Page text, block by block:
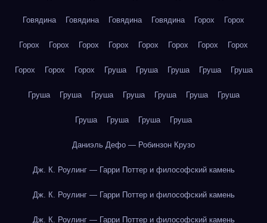
Говядина Говядина Говядина Говядина Горох Горох
Горох Горох Горох Горох Горох Горох Горох Горох
Горох Горох Горох Груша Груша Груша Груша Груша
Груша Груша Груша Груша Груша Груша Груша
Груша Груша Груша Груша
Даниэль Дефо — Робинзон Крузо
Дж. К. Роулинг — Гарри Поттер и философский камень
Дж. К. Роулинг — Гарри Поттер и философский камень
Дж. К. Роулинг — Гарри Поттер и философский камень